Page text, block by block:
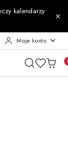
kalendarzy
Moje konto